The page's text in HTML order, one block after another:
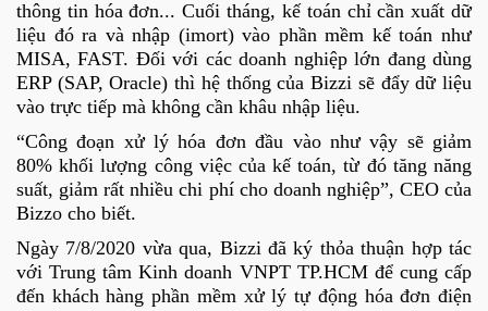
thông tin hóa đơn... Cuối tháng, kế toán chỉ cần xuất dữ
liệu đó ra và nhập (imort) vào phần mềm kế toán như
MISA, FAST. Đối với các doanh nghiệp lớn đang dùng
ERP (SAP, Oracle) thì hệ thống của Bizzi sẽ đẩy dữ liệu
vào trực tiếp mà không cần khâu nhập liệu.
“Công đoạn xử lý hóa đơn đầu vào như vậy sẽ giảm
80% khối lượng công việc của kế toán, từ đó tăng năng
suất, giảm rất nhiều chi phí cho doanh nghiệp”, CEO của
Bizzo cho biết.
Ngày 7/8/2020 vừa qua, Bizzi đã ký thỏa thuận hợp tác
với Trung tâm Kinh doanh VNPT TP.HCM để cung cấp
đến khách hàng phần mềm xử lý tự động hóa đơn điện